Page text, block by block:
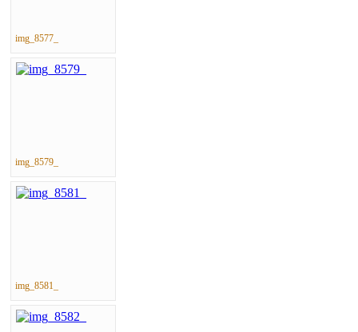
img_8577_
img_8579_
img_8581_